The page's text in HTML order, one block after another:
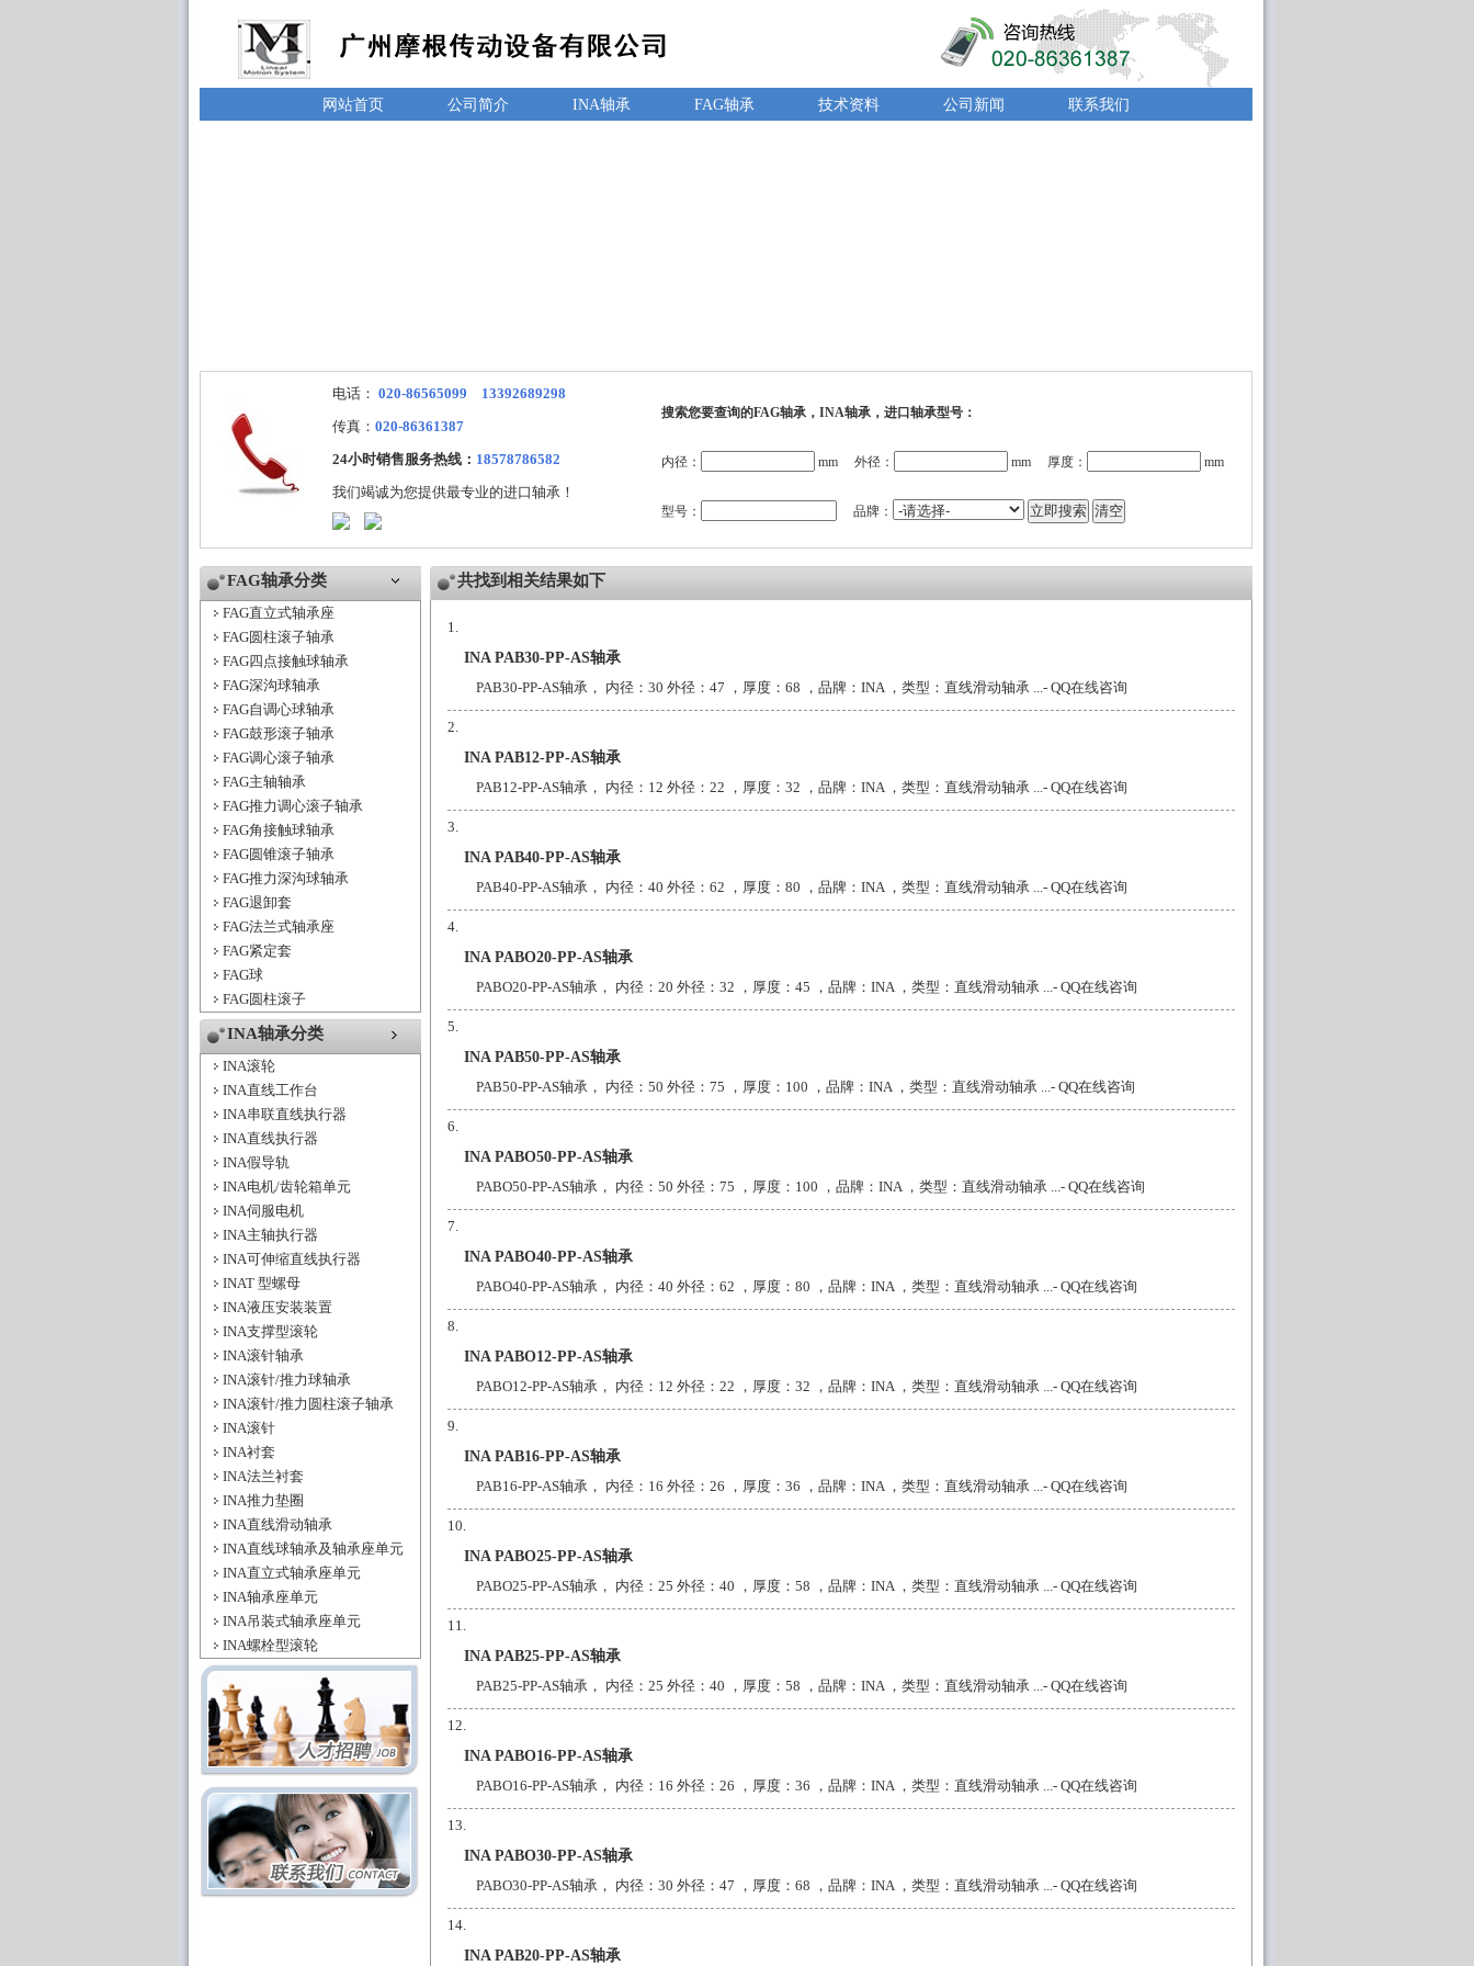
网站首页 公司简介 INA轴承 FAG轴承 技术资料 公司新闻 联系我们
电话： 020-86565099 13392689298
传真： 020-86361387
24小时销售服务热线： 18578786582
我们竭诚为您提供最专业的进口轴承！
搜索您要查询的FAG轴承，INA轴承，进口轴承型号：
内径： mm 外径： mm 厚度： mm
型号： 品牌：
FAG轴承分类
FAG直立式轴承座
FAG圆柱滚子轴承
FAG四点接触球轴承
FAG深沟球轴承
FAG自调心球轴承
FAG鼓形滚子轴承
FAG调心滚子轴承
FAG主轴轴承
FAG推力调心滚子轴承
FAG角接触球轴承
FAG圆锥滚子轴承
FAG推力深沟球轴承
FAG退卸套
FAG法兰式轴承座
FAG紧定套
FAG球
FAG圆柱滚子
INA轴承分类
INA滚轮
INA直线工作台
INA串联直线执行器
INA直线执行器
INA假导轨
INA电机/齿轮箱单元
INA伺服电机
INA主轴执行器
INA可伸缩直线执行器
INAT 型螺母
INA液压安装装置
INA支撑型滚轮
INA滚针轴承
INA滚针/推力球轴承
INA滚针/推力圆柱滚子轴承
INA滚针
INA衬套
INA法兰衬套
INA推力垫圈
INA直线滑动轴承
INA直线球轴承及轴承座单元
INA直立式轴承座单元
INA轴承座单元
INA吊装式轴承座单元
INA螺栓型滚轮
共找到相关结果如下
INA PAB30-PP-AS轴承
PAB30-PP-AS轴承， 内径：30 外径：47 ，厚度：68 ，品牌：INA ，类型：直线滑动轴承 ...- QQ在线咨询
INA PAB12-PP-AS轴承
PAB12-PP-AS轴承， 内径：12 外径：22 ，厚度：32 ，品牌：INA ，类型：直线滑动轴承 ...- QQ在线咨询
INA PAB40-PP-AS轴承
PAB40-PP-AS轴承， 内径：40 外径：62 ，厚度：80 ，品牌：INA ，类型：直线滑动轴承 ...- QQ在线咨询
INA PABO20-PP-AS轴承
PABO20-PP-AS轴承， 内径：20 外径：32 ，厚度：45 ，品牌：INA ，类型：直线滑动轴承 ...- QQ在线咨询
INA PAB50-PP-AS轴承
PAB50-PP-AS轴承， 内径：50 外径：75 ，厚度：100 ，品牌：INA ，类型：直线滑动轴承 ...- QQ在线咨询
INA PABO50-PP-AS轴承
PABO50-PP-AS轴承， 内径：50 外径：75 ，厚度：100 ，品牌：INA ，类型：直线滑动轴承 ...- QQ在线咨询
INA PABO40-PP-AS轴承
PABO40-PP-AS轴承， 内径：40 外径：62 ，厚度：80 ，品牌：INA ，类型：直线滑动轴承 ...- QQ在线咨询
INA PABO12-PP-AS轴承
PABO12-PP-AS轴承， 内径：12 外径：22 ，厚度：32 ，品牌：INA ，类型：直线滑动轴承 ...- QQ在线咨询
INA PAB16-PP-AS轴承
PAB16-PP-AS轴承， 内径：16 外径：26 ，厚度：36 ，品牌：INA ，类型：直线滑动轴承 ...- QQ在线咨询
INA PABO25-PP-AS轴承
PABO25-PP-AS轴承， 内径：25 外径：40 ，厚度：58 ，品牌：INA ，类型：直线滑动轴承 ...- QQ在线咨询
INA PAB25-PP-AS轴承
PAB25-PP-AS轴承， 内径：25 外径：40 ，厚度：58 ，品牌：INA ，类型：直线滑动轴承 ...- QQ在线咨询
INA PABO16-PP-AS轴承
PABO16-PP-AS轴承， 内径：16 外径：26 ，厚度：36 ，品牌：INA ，类型：直线滑动轴承 ...- QQ在线咨询
INA PABO30-PP-AS轴承
PABO30-PP-AS轴承， 内径：30 外径：47 ，厚度：68 ，品牌：INA ，类型：直线滑动轴承 ...- QQ在线咨询
INA PAB20-PP-AS轴承